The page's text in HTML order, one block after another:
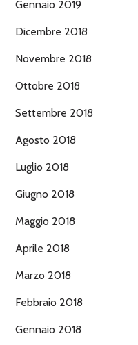
Gennaio 2019
Dicembre 2018
Novembre 2018
Ottobre 2018
Settembre 2018
Agosto 2018
Luglio 2018
Giugno 2018
Maggio 2018
Aprile 2018
Marzo 2018
Febbraio 2018
Gennaio 2018